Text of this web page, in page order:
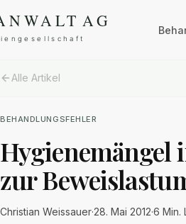
Alle Artikel
BEHANDLUNGSFEHLER
Hygienemängel
zur
Christian Weissauer·28. Mai 2012·6 Min.